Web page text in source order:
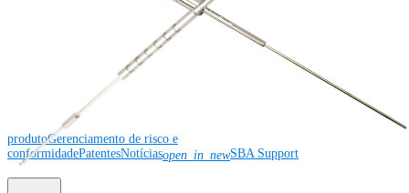
Nossa equipe de educação médicaOrthoPedia
Sobre a Arthrex
Divulgação da cadeia de
suprimentos global
produtoGerenciamento de risco e
conformidadePatentesNotíciasopen_in_newSBA Support